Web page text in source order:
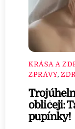
KRÁSA A
ZPRÁVY,
obličeji:
pupínky!